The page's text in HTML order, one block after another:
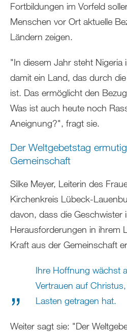
Fortbildungen im Vorfeld
Menschen vor Ort aktuelle
Ländern zeigen.
"In diesem Jahr steht Nigeria
damit ein Land, das durch
ist. Das ermöglicht den
Was ist auch heute noch
Aneignung?", fragt sie.
Der Weltgebetstag
Gemeinschaft
Silke Meyer, Leiterin des
Kirchenkreis Lübeck-
davon, dass die Geschwister
Herausforderungen in ihrem
Kraft aus der Gemeinschaft
Ihre Hoffnung wächst
Vertrauen auf
Lasten getragen hat.
Weiter sagt sie: "Der